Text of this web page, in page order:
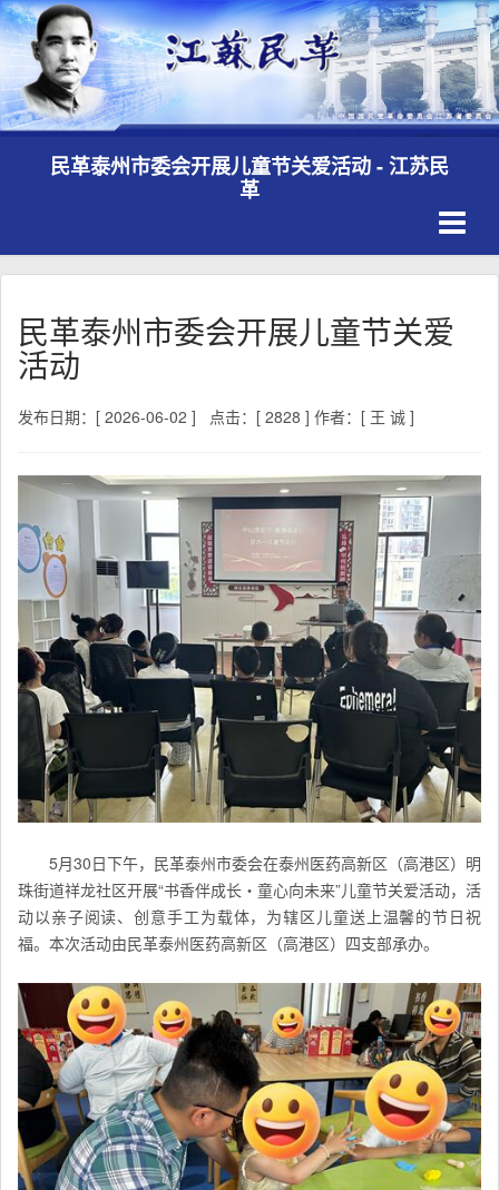
民革泰州市委会开展儿童节关爱活动 - 江苏民
革
民革泰州市委会开展儿童节关爱
活动
发布日期：[ 2026-06-02 ] 点击：[ 2828 ] 作者：[ 王 诚 ]
5月30日下午，民革泰州市委会在泰州医药高新区（高港区）明
珠街道祥龙社区开展“书香伴成长・童心向未来”儿童节关爱活动，活
动以亲子阅读、创意手工为载体，为辖区儿童送上温馨的节日祝
福。本次活动由民革泰州医药高新区（高港区）四支部承办。